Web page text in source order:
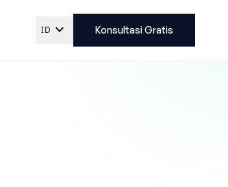
ID expand_more Konsultasi Gratis